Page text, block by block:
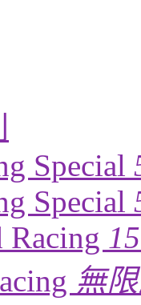
Special
Special
Racing
無